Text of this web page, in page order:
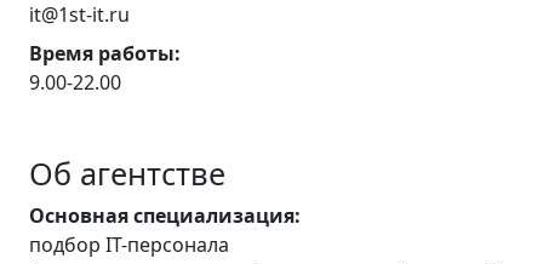
it@1st-it.ru
Время работы:
9.00-22.00
Об агентстве
Основная специализация:
подбор IT-персонала